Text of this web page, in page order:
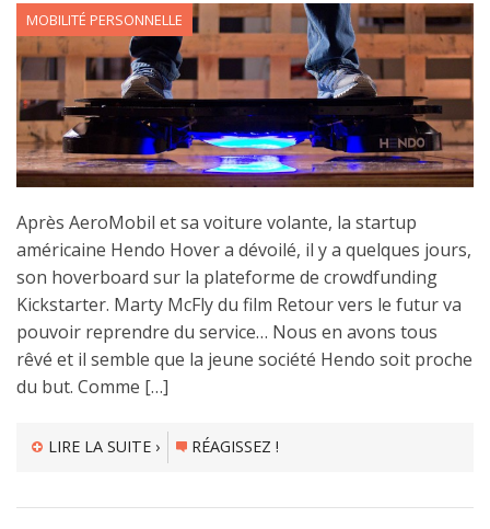
MOBILITÉ PERSONNELLE
Après AeroMobil et sa voiture volante, la startup
américaine Hendo Hover a dévoilé, il y a quelques jours,
son hoverboard sur la plateforme de crowdfunding
Kickstarter. Marty McFly du film Retour vers le futur va
pouvoir reprendre du service… Nous en avons tous
rêvé et il semble que la jeune société Hendo soit proche
du but. Comme […]
LIRE LA SUITE › RÉAGISSEZ !